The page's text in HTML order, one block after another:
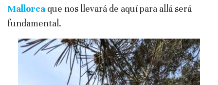
Mallorca que nos llevará de aquí para allá será
fundamental.